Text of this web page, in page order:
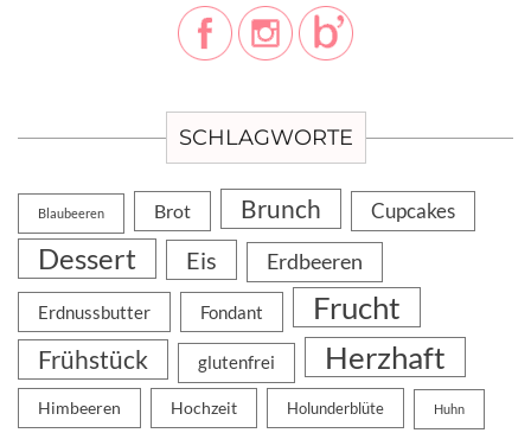
SCHLAGWORTE
Blaubeeren Brot Brunch Cupcakes
Dessert Eis Erdbeeren
Erdnussbutter Fondant Frucht
Frühstück glutenfrei Herzhaft
Himbeeren Hochzeit Holunderblüte Huhn